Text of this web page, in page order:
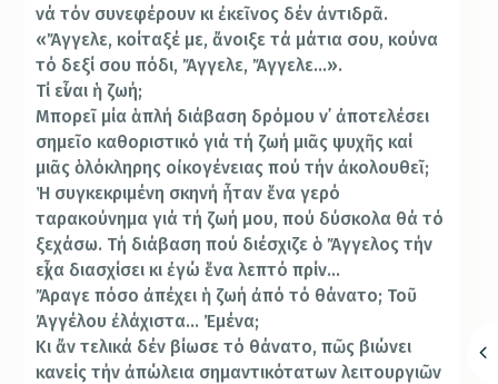
νά τόν συνεφέρουν κι ἐκεῖνος δέν ἀντιδρᾶ.
«Ἄγγελε, κοίταξέ με, ἄνοιξε τά μάτια σου, κούνα
τό δεξί σου πόδι, Ἄγγελε, Ἄγγελε…».
Τί εἶναι ἡ ζωή;
Μπορεῖ μία ἁπλή διάβαση δρόμου ν᾽ ἀποτελέσει
σημεῖο καθοριστικό γιά τή ζωή μιᾶς ψυχῆς καί
μιᾶς ὁλόκληρης οἰκογένειας πού τήν ἀκολουθεῖ;
Ἡ συγκεκριμένη σκηνή ἦταν ἕνα γερό
ταρακούνημα γιά τή ζωή μου, πού δύσκολα θά τό
ξεχάσω. Τή διάβαση πού διέσχιζε ὁ Ἄγγελος τήν
εἶχα διασχίσει κι ἐγώ ἕνα λεπτό πρίν…
Ἄραγε πόσο ἀπέχει ἡ ζωή ἀπό τό θάνατο; Τοῦ
Ἀγγέλου ἐλάχιστα… Ἐμένα;
Κι ἄν τελικά δέν βίωσε τό θάνατο, πῶς βιώνει
κανείς τήν ἀπώλεια σημαντικότατων λειτουργιῶν